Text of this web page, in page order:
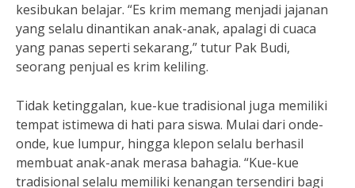
kesibukan belajar. “Es krim memang menjadi jajanan
yang selalu dinantikan anak-anak, apalagi di cuaca
yang panas seperti sekarang,” tutur Pak Budi,
seorang penjual es krim keliling.
Tidak ketinggalan, kue-kue tradisional juga memiliki
tempat istimewa di hati para siswa. Mulai dari onde-
onde, kue lumpur, hingga klepon selalu berhasil
membuat anak-anak merasa bahagia. “Kue-kue
tradisional selalu memiliki kenangan tersendiri bagi